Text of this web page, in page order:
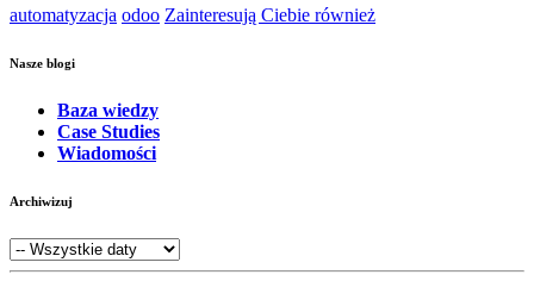
automatyzacja odoo Zainteresują Ciebie również
Nasze blogi
Baza wiedzy
Case Studies
Wiadomości
Archiwizuj